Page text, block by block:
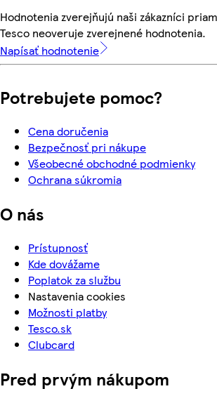
Hodnotenia zverejňujú naši zákazníci
Tesco neoveruje zverejnené hodnotenia.
Napísať hodnotenie
Potrebujete pomoc?
Cena doručenia
Bezpečnosť pri nákupe
Všeobecné obchodné podmienky
Ochrana súkromia
O nás
Prístupnosť
Kde dovážame
Poplatok za službu
Nastavenia cookies
Možnosti platby
Tesco.sk
Clubcard
Pred prvým nákupom